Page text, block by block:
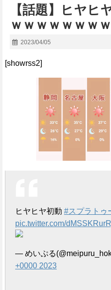
【話題】ヒヤヒ
ｗｗｗｗｗｗｗｗ
2023/04/05
[showrss2]
ヒヤヒヤ初動 #スプラトゥ
pic.twitter.com/
— めいぷる
+0000 2023